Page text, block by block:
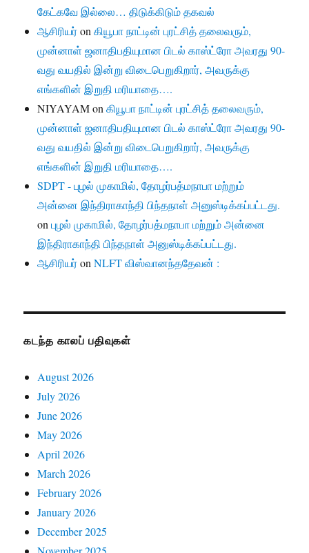
கேட்கவே இல்லை… திடுக்கிடும் தகவல்
ஆசிரியர்onகியூபா நாட்டின் புரட்சித் தலைவரும்,
முன்னாள் ஜனாதிபதியுமான பிடல் காஸ்ட்ரோ அவரது 90-
வது வயதில் இன்று விடைபெறுகிறார், அவருக்கு
எங்களின் இறுதி மரியாதை….
NIYAYAMonகியூபா நாட்டின் புரட்சித் தலைவரும்,
முன்னாள் ஜனாதிபதியுமான பிடல் காஸ்ட்ரோ அவரது 90-
வது வயதில் இன்று விடைபெறுகிறார், அவருக்கு
எங்களின் இறுதி மரியாதை….
SDPT - புழல் முகாமில், தோழர்பத்மநாபா மற்றும்
அன்னை இந்திராகாந்தி பிந்தநாள் அனுஸ்டிக்கப்பட்டது.
onபுழல் முகாமில், தோழர்பத்மநாபா மற்றும் அன்னை
இந்திராகாந்தி பிந்தநாள் அனுஸ்டிக்கப்பட்டது.
ஆசிரியர்onNLFT விஸ்வானந்ததேவன் :
கடந்த காலப் பதிவுகள்
August 2026
July 2026
June 2026
May 2026
April 2026
March 2026
February 2026
January 2026
December 2025